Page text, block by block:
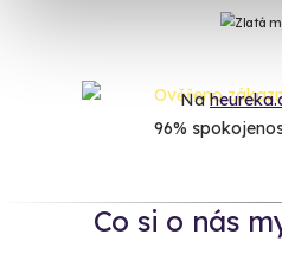
Na
96%
Co si o nás